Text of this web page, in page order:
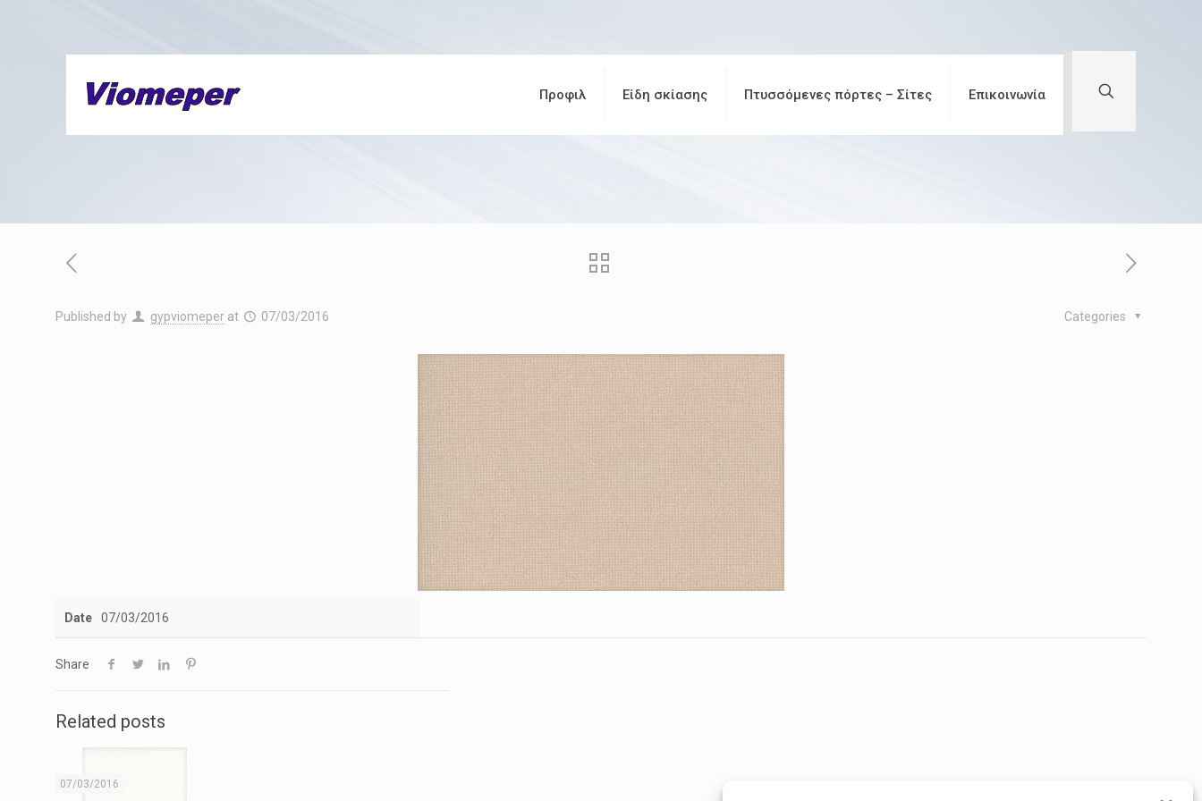
Προφιλ Είδη σκίασης Πτυσσόμενες πόρτες – Σίτες Επικοινωνία
Published by gypviomeper at 07/03/2016 Categories
Date 07/03/2016
Share
Related posts
07/03/2016